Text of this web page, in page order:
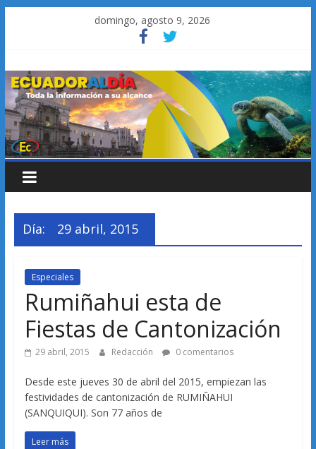
domingo, agosto 9, 2026
Día: 29 abril, 2015
Especiales
Rumiñahui esta de
Fiestas de Cantonización
29 abril, 2015 Redacción 0 comentarios
Desde este jueves 30 de abril del 2015, empiezan las
festividades de cantonización de RUMIÑAHUI
(SANQUIQUI). Son 77 años de
Leer más